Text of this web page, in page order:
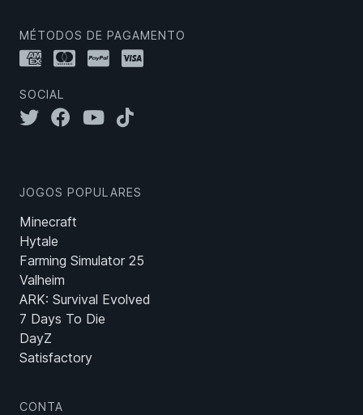
MÉTODOS DE PAGAMENTO
SOCIAL
JOGOS POPULARES
Minecraft
Hytale
Farming Simulator 25
Valheim
ARK: Survival Evolved
7 Days To Die
DayZ
Satisfactory
CONTA